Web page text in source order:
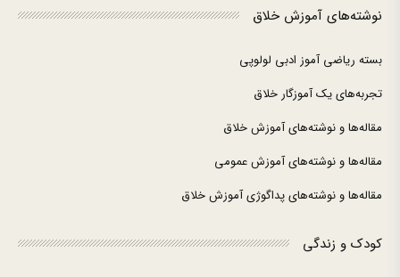
نوشته‌های آموزش خلاق
بسته ریاضی آموز ادبی لولوپی
تجربه‌های یک آموزگار خلاق
مقاله‌ها و نوشته‌های آموزش خلاق
مقاله‌ها و نوشته‌های آموزش عمومی
مقاله‌ها و نوشته‌های پداگوژی آموزش خلاق
کودک و زندگی